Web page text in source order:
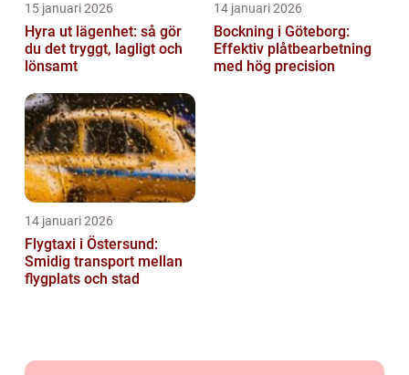
15 januari 2026
Hyra ut lägenhet: så gör
du det tryggt, lagligt och
lönsamt
14 januari 2026
Bockning i Göteborg:
Effektiv plåtbearbetning
med hög precision
14 januari 2026
Flygtaxi i Östersund:
Smidig transport mellan
flygplats och stad